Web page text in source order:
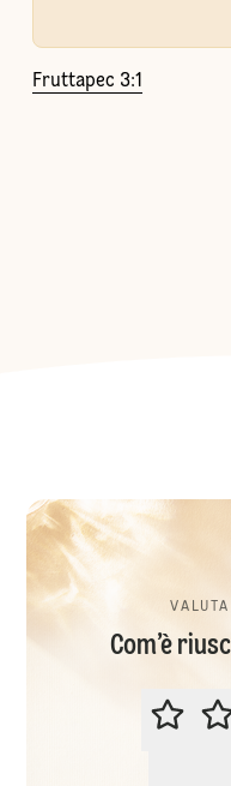
Fruttapec 3:1
Com’è